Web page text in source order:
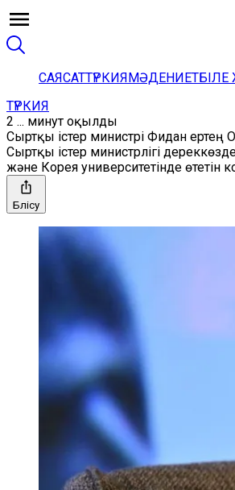
САЯСАТТҮРКИЯМӘДЕНИЕТБІЛЕ
ТҮРКИЯ
2 ... минут оқылды
Сыртқы істер министрі Фидан ертең
Сыртқы істер министрлігі
және Корея университетінде өтетін
Бөлісу